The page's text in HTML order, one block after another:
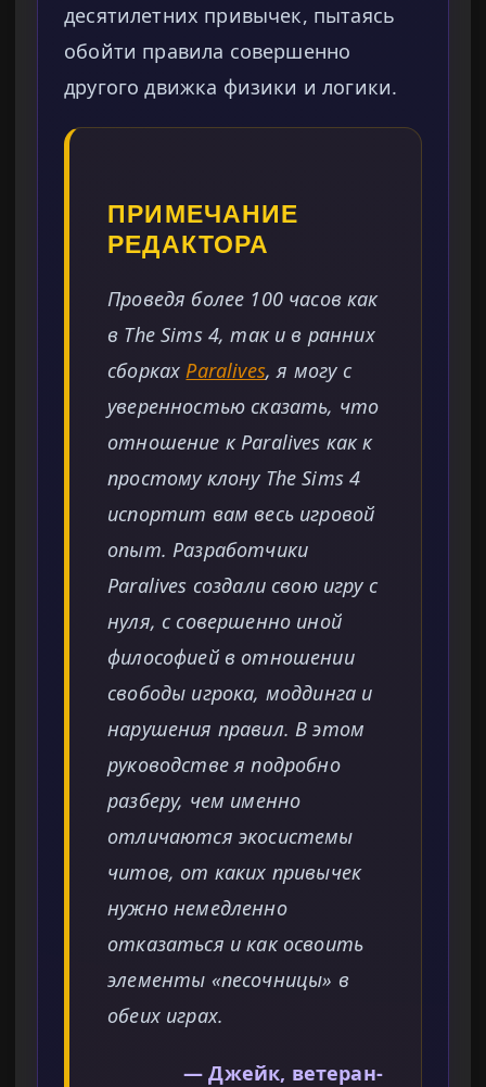
десятилетних привычек, пытаясь
обойти правила совершенно
другого движка физики и логики.
ПРИМЕЧАНИЕ
РЕДАКТОРА
Проведя более 100 часов как
в The Sims 4, так и в ранних
сборках Paralives, я могу с
уверенностью сказать, что
отношение к Paralives как к
простому клону The Sims 4
испортит вам весь игровой
опыт. Разработчики
Paralives создали свою игру с
нуля, с совершенно иной
философией в отношении
свободы игрока, моддинга и
нарушения правил. В этом
руководстве я подробно
разберу, чем именно
отличаются экосистемы
читов, от каких привычек
нужно немедленно
отказаться и как освоить
элементы «песочницы» в
обеих играх.
— Джейк, ветеран-